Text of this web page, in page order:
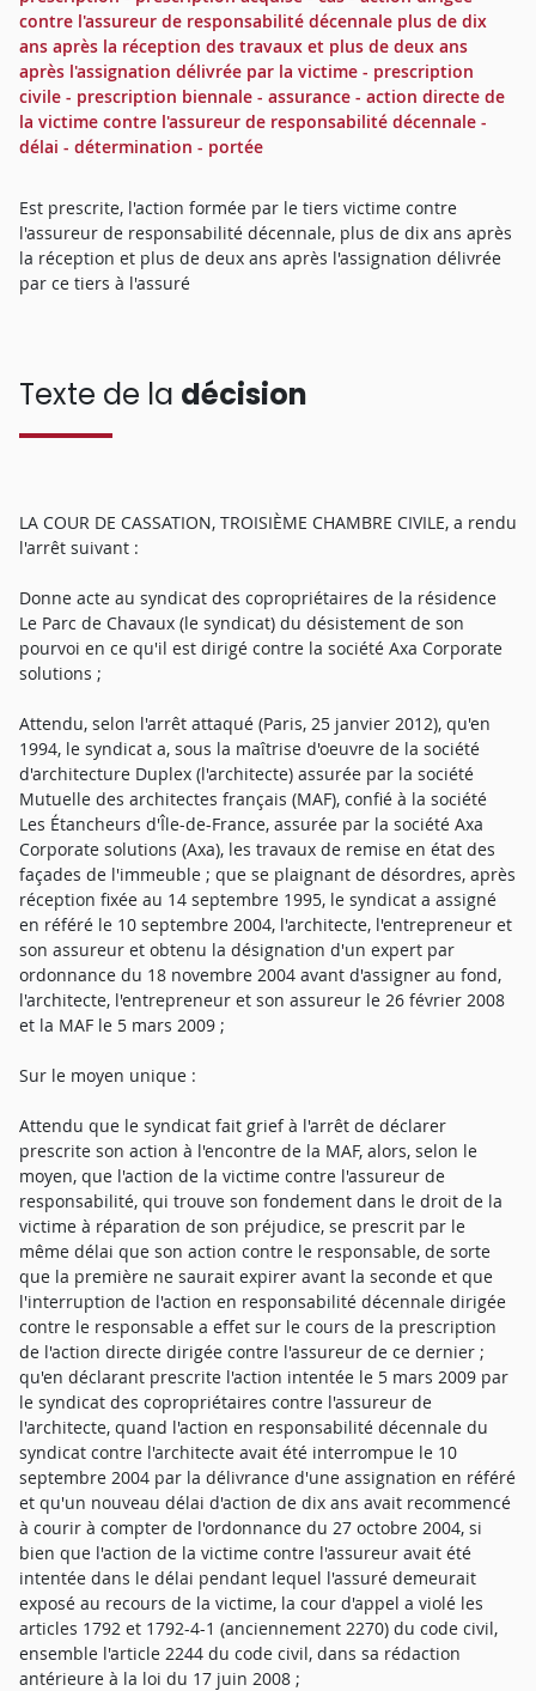
contre l'assureur de responsabilité décennale plus de dix
ans après la réception des travaux et plus de deux ans
après l'assignation délivrée par la victime - prescription
civile - prescription biennale - assurance - action directe de
la victime contre l'assureur de responsabilité décennale -
délai - détermination - portée
Est prescrite, l'action formée par le tiers victime contre
l'assureur de responsabilité décennale, plus de dix ans après
la réception et plus de deux ans après l'assignation délivrée
par ce tiers à l'assuré
Texte de la décision
LA COUR DE CASSATION, TROISIÈME CHAMBRE CIVILE, a rendu
l'arrêt suivant :
Donne acte au syndicat des copropriétaires de la résidence
Le Parc de Chavaux (le syndicat) du désistement de son
pourvoi en ce qu'il est dirigé contre la société Axa Corporate
solutions ;
Attendu, selon l'arrêt attaqué (Paris, 25 janvier 2012), qu'en
1994, le syndicat a, sous la maîtrise d'oeuvre de la société
d'architecture Duplex (l'architecte) assurée par la société
Mutuelle des architectes français (MAF), confié à la société
Les Étancheurs d'Île-de-France, assurée par la société Axa
Corporate solutions (Axa), les travaux de remise en état des
façades de l'immeuble ; que se plaignant de désordres, après
réception fixée au 14 septembre 1995, le syndicat a assigné
en référé le 10 septembre 2004, l'architecte, l'entrepreneur et
son assureur et obtenu la désignation d'un expert par
ordonnance du 18 novembre 2004 avant d'assigner au fond,
l'architecte, l'entrepreneur et son assureur le 26 février 2008
et la MAF le 5 mars 2009 ;
Sur le moyen unique :
Attendu que le syndicat fait grief à l'arrêt de déclarer
prescrite son action à l'encontre de la MAF, alors, selon le
moyen, que l'action de la victime contre l'assureur de
responsabilité, qui trouve son fondement dans le droit de la
victime à réparation de son préjudice, se prescrit par le
même délai que son action contre le responsable, de sorte
que la première ne saurait expirer avant la seconde et que
l'interruption de l'action en responsabilité décennale dirigée
contre le responsable a effet sur le cours de la prescription
de l'action directe dirigée contre l'assureur de ce dernier ;
qu'en déclarant prescrite l'action intentée le 5 mars 2009 par
le syndicat des copropriétaires contre l'assureur de
l'architecte, quand l'action en responsabilité décennale du
syndicat contre l'architecte avait été interrompue le 10
septembre 2004 par la délivrance d'une assignation en référé
et qu'un nouveau délai d'action de dix ans avait recommencé
à courir à compter de l'ordonnance du 27 octobre 2004, si
bien que l'action de la victime contre l'assureur avait été
intentée dans le délai pendant lequel l'assuré demeurait
exposé au recours de la victime, la cour d'appel a violé les
articles 1792 et 1792-4-1 (anciennement 2270) du code civil,
ensemble l'article 2244 du code civil, dans sa rédaction
antérieure à la loi du 17 juin 2008 ;